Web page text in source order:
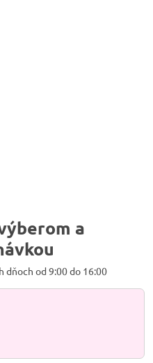
a
dňoch od 9:00 do 16:00